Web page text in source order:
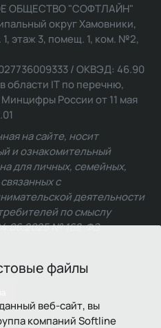
файлы
веб-сайт, вы
компаний Softline
ОБЩЕСТВО "СОФТЛАЙН"
округ Хамовники,
1, этаж 3, помещ. 1, ком. №2,
/ ОКВЭД: 46.90
области IT по перечню,
России от 11 мая
на сайте, носит
и ознакомительный
для личных, семейных,
с
деятельности
по смыслу
№ 168-ФЗ.